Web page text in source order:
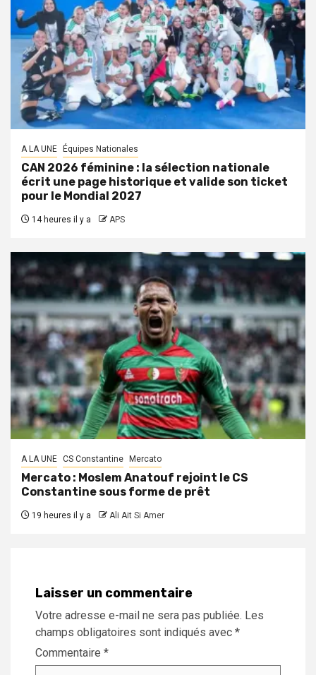
A LA UNE Équipes Nationales
CAN 2026 féminine : la sélection nationale
écrit une page historique et valide son ticket
pour le Mondial 2027
14 heures il y a APS
A LA UNE CS Constantine Mercato
Mercato : Moslem Anatouf rejoint le CS
Constantine sous forme de prêt
19 heures il y a Ali Ait Si Amer
Laisser un commentaire
Votre adresse e-mail ne sera pas publiée. Les
champs obligatoires sont indiqués avec *
Commentaire *